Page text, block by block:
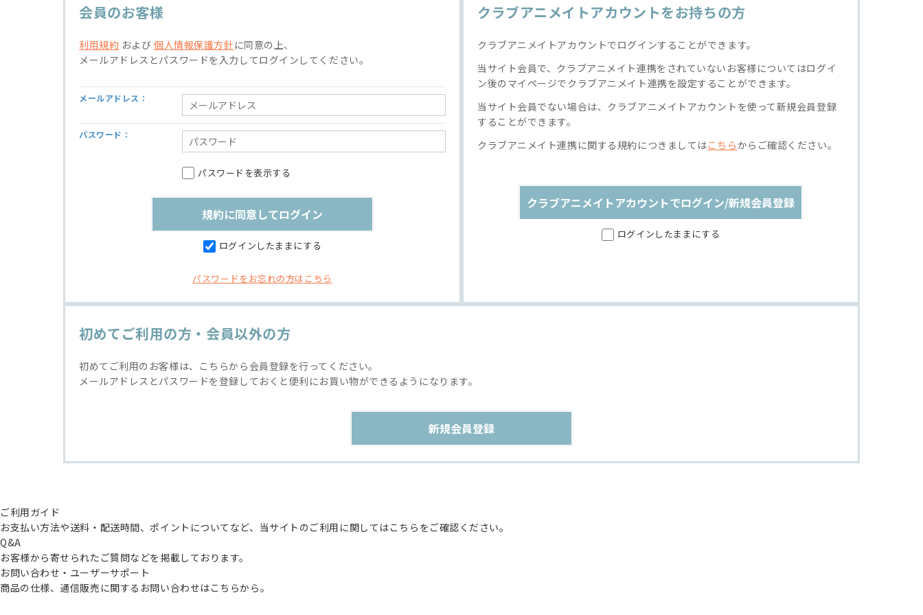
会員のお客様
利用規約 および個人情報保護方針 に同意の上、
メールアドレスとパスワードを入力してログインしてください。
メールアドレス：
パスワード：
パスワードを表示する
ログインしたままにする
パスワードをお忘れの方はこちら
クラブアニメイトアカウントをお持ちの方
クラブアニメイトアカウントでログインすることができます。
当サイト会員で、クラブアニメイト連携をされていないお客様についてはログイ
ン後のマイページでクラブアニメイト連携を設定することができます。
当サイト会員でない場合は、クラブアニメイトアカウントを使って新規会員登録
することができます。
クラブアニメイト連携に関する規約につきましてはこちらからご確認ください。
クラブアニメイトアカウントでログイン/新規会員登録
ログインしたままにする
初めてご利用の方・会員以外の方
初めてご利用のお客様は、こちらから会員登録を行ってください。
メールアドレスとパスワードを登録しておくと便利にお買い物ができるようになります。
ご利用ガイド
お支払い方法や送料・配送時間、ポイントについてなど、当サイトのご利用に関してはこちらをご確認ください。
Q&A
お客様から寄せられたご質問などを掲載しております。
お問い合わせ・ユーザーサポート
商品の仕様、通信販売に関するお問い合わせはこちらから。